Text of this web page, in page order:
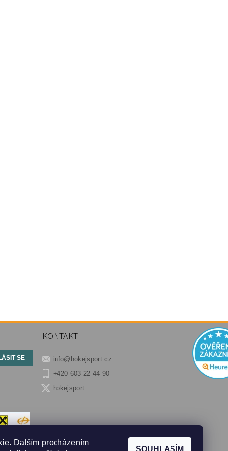
KONTAKT
info@ hokejsport.cz
+420 603 22 44 90
hokejsport
Dalším procházením
SOUHLASÍM